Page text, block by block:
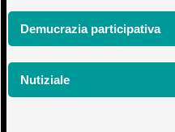
Demucrazia participativa
Nutiziale